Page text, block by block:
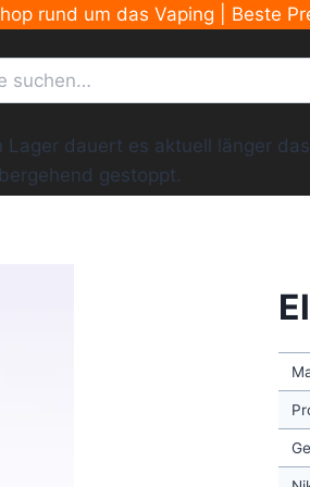
rund um das Vaping | Beste
dauert es aktuell länger
gestoppt.